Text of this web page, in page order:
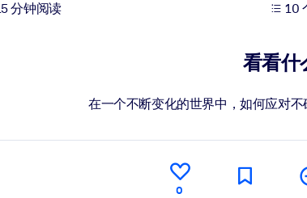
统提供动力，以改善输出结果。
分钟阅读 10
看看什
在一个不断变化的世界中，如何应对不
0